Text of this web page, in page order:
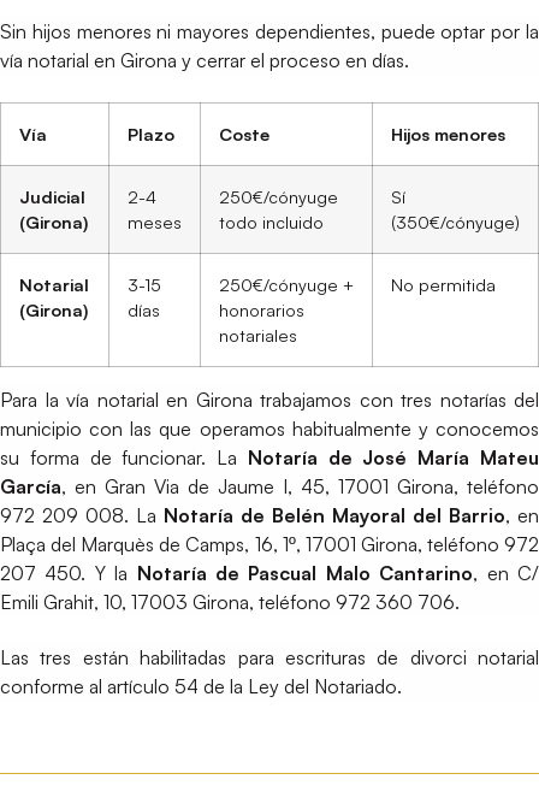
Sin hijos menores ni mayores dependientes, puede optar por la
vía notarial en Girona y cerrar el proceso en días.
Vía Plazo Coste Hijos menores
Judicial
(Girona)
2-4
meses
250€/cónyuge
todo incluido
Sí
(350€/cónyuge)
Notarial
(Girona)
3-15
días
250€/cónyuge +
honorarios
notariales
No permitida
Para la vía notarial en Girona trabajamos con tres notarías del
municipio con las que operamos habitualmente y conocemos
su forma de funcionar. La Notaría de José María Mateu
García, en Gran Via de Jaume I, 45, 17001 Girona, teléfono
972 209 008. La Notaría de Belén Mayoral del Barrio, en
Plaça del Marquès de Camps, 16, 1º, 17001 Girona, teléfono 972
207 450. Y la Notaría de Pascual Malo Cantarino, en C/
Emili Grahit, 10, 17003 Girona, teléfono 972 360 706.
Las tres están habilitadas para escrituras de divorci notarial
conforme al artículo 54 de la Ley del Notariado.